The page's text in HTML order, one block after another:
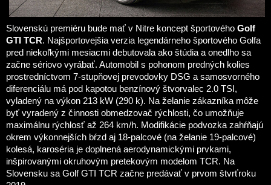
Slovenskú premiéru bude mať v Nitre koncept športového Golf
GTI TCR. Najšportovejšia verzia legendárneho športového Golfa
pred niekoľkými mesiacmi debutovala ako štúdia a onedlho sa
začne sériovo vyrábať. Automobil s pohonom predných kolies
prostredníctvom 7-stupňovej prevodovky DSG a samosvorného
diferenciálu má pod kapotou benzínový štvorvalec 2.0 TSI,
vyladený na výkon 213 kW (290 k). Na želanie zákazníka môže
byť vyradený z činnosti obmedzovač rýchlosti, čo umožňuje
maximálnu rýchlosť až 264 km/h. Modifikácie podvozka zahŕňajú
okrem výkonnejších bŕzd aj 18-palcové (na želanie 19-palcové)
kolesá, karoséria je doplnená aerodynamickými prvkami,
inšpirovanými okruhovým pretekovým modelom TCR. Na
Slovensku sa Golf GTI TCR začne predávať v prvom štvrťroku